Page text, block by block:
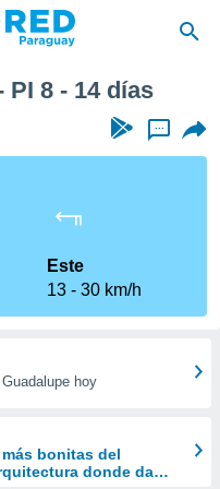
PI 8 - 14 días
...
Este
13
30 km/h
hoy
bonitas del
donde da